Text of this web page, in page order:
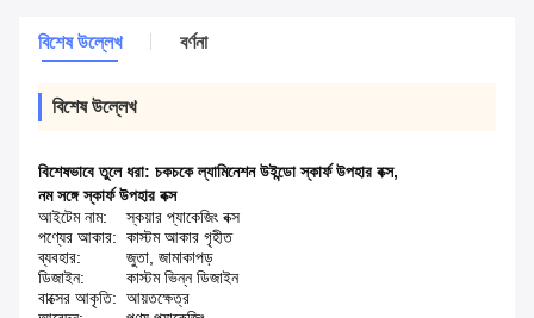
বিশেষ উল্লেখ বর্ণনা
বিশেষ উল্লেখ
বিশেষভাবে তুলে ধরা: চকচকে ল্যামিনেশন উইন্ডো স্কার্ফ উপহার বক্স,
নম সঙ্গে স্কার্ফ উপহার বক্স
আইটেম নাম:
স্কয়ার প্যাকেজিং বক্স
পণ্যের আকার: কাস্টম আকার গৃহীত
ব্যবহার:
জুতা, জামাকাপড়
ডিজাইন:
কাস্টম ভিন্ন ডিজাইন
বাক্সের আকৃতি: আয়তক্ষেত্র